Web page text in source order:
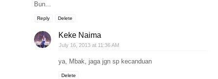
Bun...
Reply Delete
Keke Naima
July 16, 2013 at 11:36 AM
ya, Mbak, jaga jgn sp kecanduan
Delete